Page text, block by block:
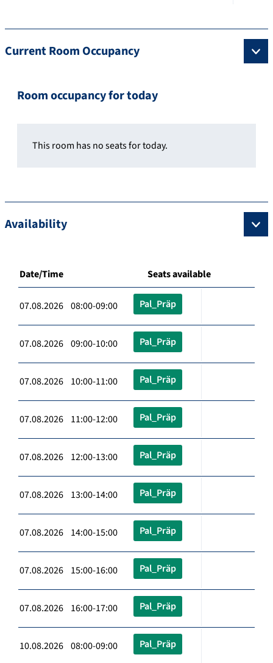
Current Room Occupancy
Room occupancy for today
This room has no seats for today.
Availability
Date/Time Seats available
07.08.2026 08:00-09:00 Pal_Präp
07.08.2026 09:00-10:00 Pal_Präp
07.08.2026 10:00-11:00 Pal_Präp
07.08.2026 11:00-12:00 Pal_Präp
07.08.2026 12:00-13:00 Pal_Präp
07.08.2026 13:00-14:00 Pal_Präp
07.08.2026 14:00-15:00 Pal_Präp
07.08.2026 15:00-16:00 Pal_Präp
07.08.2026 16:00-17:00 Pal_Präp
10.08.2026 08:00-09:00 Pal_Präp